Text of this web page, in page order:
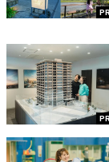
PR
PR